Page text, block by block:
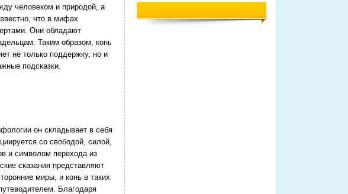
человеком и природой, а
что в мифах
Они обладают
Таким образом, конь
не только поддержку, но и
подсказки.
он складывает в себя
со свободой, силой,
и символом перехода из
сказания представляют
миры, и конь в таких
Благодаря